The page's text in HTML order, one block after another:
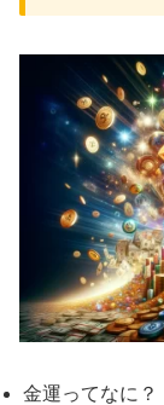
金運ってなに？